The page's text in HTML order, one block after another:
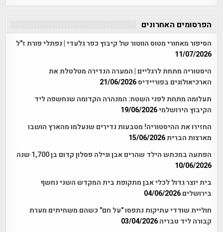
הפרסומים האחרונים
הסיפור מאחורי מטוס הווטור של קיבוץ כפר גלעדי | נפתלי פורת ז"ל
11/07/2026
היסטוריה מתחת לרגליים | המערה הנדירה מטלטלת את
הארכיאולוגים בפוריידיס21/06/2026
תעלומה מתחת לפני השטח: המנהרה הקדומה שנחשפה ליד
הקיבוץ הירושלמי19/06/2026
החזירו את ההיסטוריה! מטבעות נדירים שנעלמו מהארץ הושבו
מארצות הברית15/06/2026
הפתעה במכתש הילד שהרים אבן וגילה פסלון קדום בן 1,700 שנה
10/06/2026
בית יוצר גדול לכלי אבן מתקופת בית המקדש השני נחשף
בירושלים 04/06/2026
חוליית שודדי עתיקות נתפסו "על חם" כשהם משחיתים מערת
קבורה ליד טבריה 03/04/2026